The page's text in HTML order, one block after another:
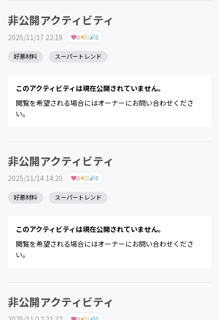
非公開アクティビティ
2025/11/17 22:19 0 0 0
好悪材料 スーパートレンド
このアクティビティは現在公開されていません。
閲覧を希望される場合にはオーナーにお問い合わせくださ
い。
非公開アクティビティ
2025/11/14 14:20 0 0 0
好悪材料 スーパートレンド
このアクティビティは現在公開されていません。
閲覧を希望される場合にはオーナーにお問い合わせくださ
い。
非公開アクティビティ